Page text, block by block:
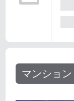
マンション